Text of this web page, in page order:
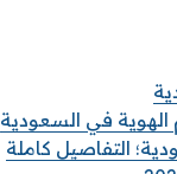
في السعودية
التفاصيل كاملة